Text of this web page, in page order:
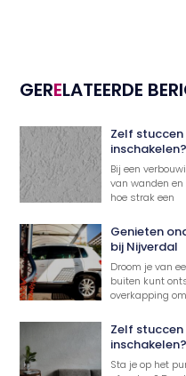
GERELATEERDE
Zelf
inschakelen?
Bij een
van wanden
hoe strak een
Genieten
bij Nijverdal
Droom je van
buiten kunt
overkapping
Zelf
inschakelen?
Sta je op het